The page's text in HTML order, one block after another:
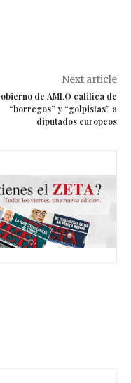
Next article
de AMLO califica de
“borregos” y “golpistas” a
diputados europeos